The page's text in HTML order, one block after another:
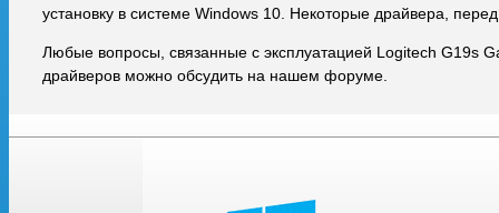
установку в системе Windows 10. Некоторые драйвера,
Любые вопросы, связанные с эксплуатацией Logitech G19s
драйверов можно обсудить на нашем форуме.